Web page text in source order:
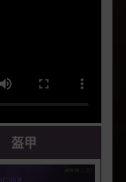
盔甲